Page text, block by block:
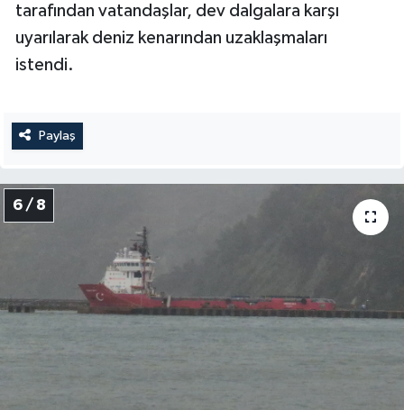
tarafından vatandaşlar, dev dalgalara karşı
uyarılarak deniz kenarından uzaklaşmaları
istendi.
Paylaş
6 / 8